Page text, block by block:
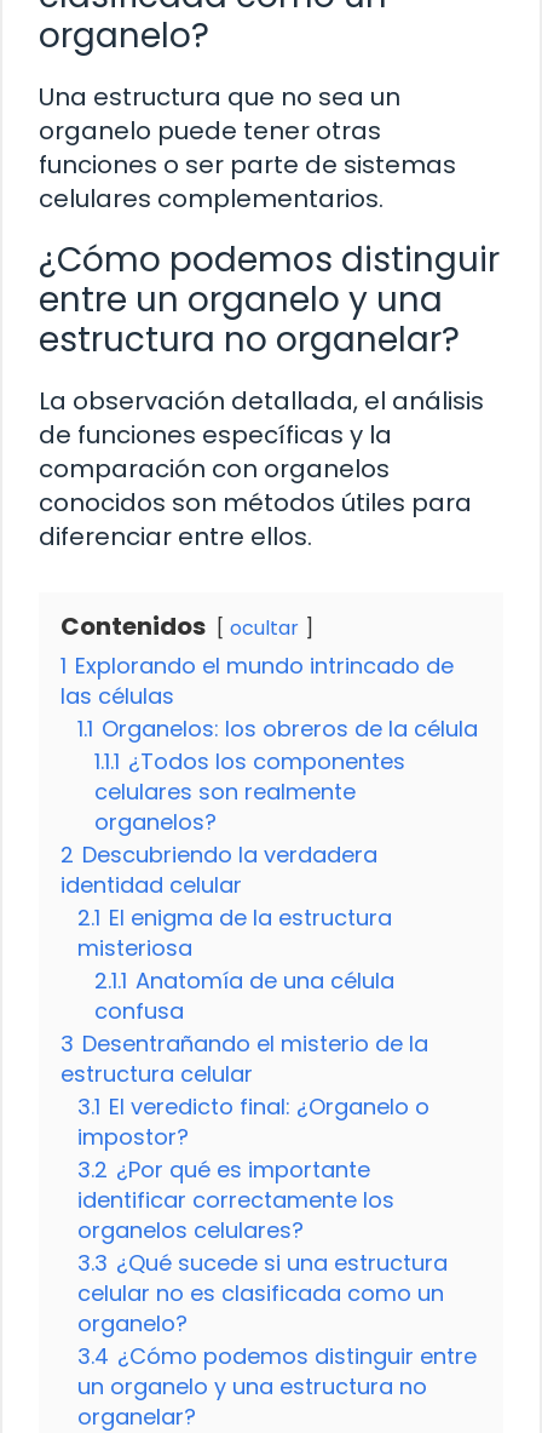
organelo?
Una estructura que no sea un
organelo puede tener otras
funciones o ser parte de sistemas
celulares complementarios.
¿Cómo podemos distinguir
entre un organelo y una
estructura no organelar?
La observación detallada, el análisis
de funciones específicas y la
comparación con organelos
conocidos son métodos útiles para
diferenciar entre ellos.
Contenidos ocultar
1 Explorando el mundo intrincado de
las células
1.1 Organelos: los obreros de la célula
1.1.1 ¿Todos los componentes
celulares son realmente
organelos?
2 Descubriendo la verdadera
identidad celular
2.1 El enigma de la estructura
misteriosa
2.1.1 Anatomía de una célula
confusa
3 Desentrañando el misterio de la
estructura celular
3.1 El veredicto final: ¿Organelo o
impostor?
3.2 ¿Por qué es importante
identificar correctamente los
organelos celulares?
3.3 ¿Qué sucede si una estructura
celular no es clasificada como un
organelo?
3.4 ¿Cómo podemos distinguir entre
un organelo y una estructura no
organelar?